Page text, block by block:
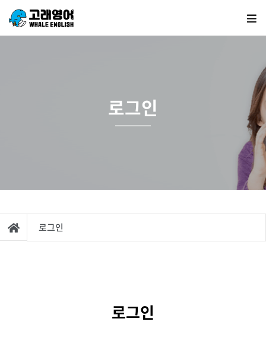
로그인
로그인
로그인